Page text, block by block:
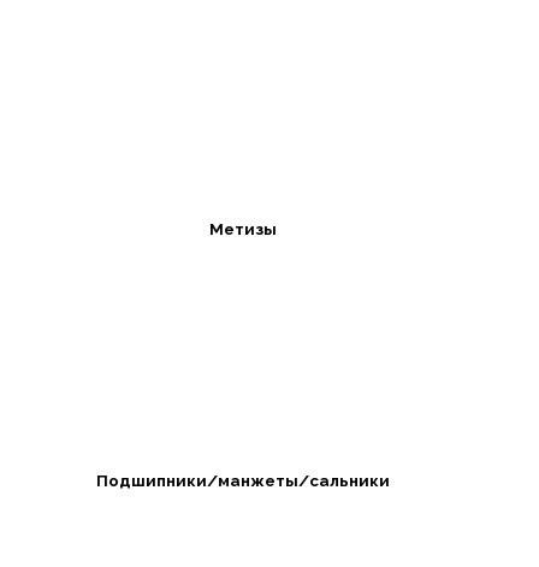
Метизы
Подшипники/манжеты/сальники